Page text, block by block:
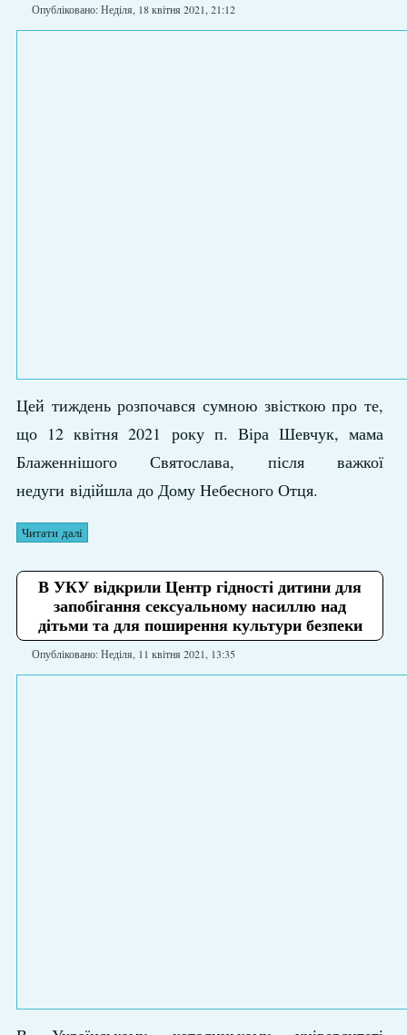
Опубліковано: Неділя, 18 квітня 2021, 21:12
Цей тиждень розпочався сумною звісткою про те,
що 12 квітня 2021 року п. Віра Шевчук, мама
Блаженнішого Святослава, після важкої
недуги відійшла до Дому Небесного Отця.
Читати далі
В УКУ відкрили Центр гідності дитини для
запобігання сексуальному насиллю над
дітьми та для поширення культури безпеки
Опубліковано: Неділя, 11 квітня 2021, 13:35